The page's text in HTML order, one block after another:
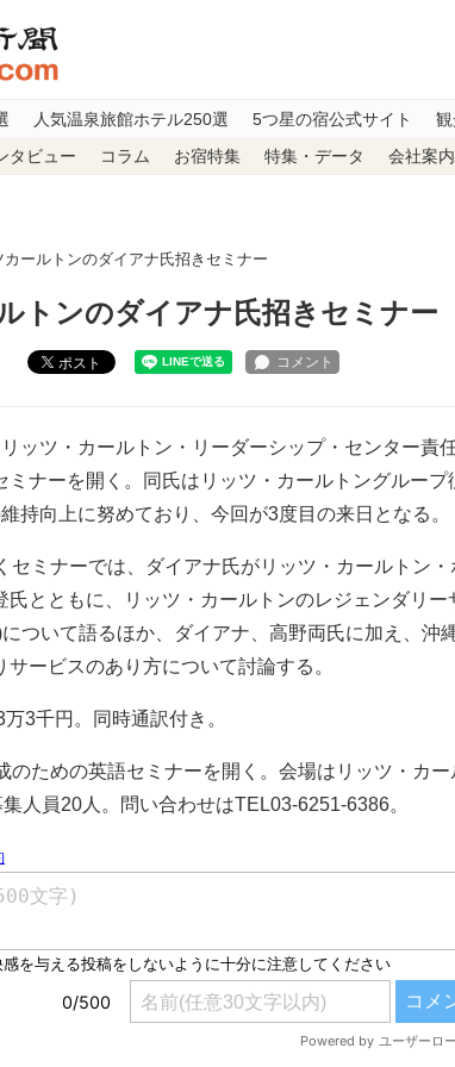
人気温泉旅館ホテル250選 5つ星の宿公式サイト
タビュー コラム お宿特集 特集・データ 会社案内
カールトンのダイアナ氏招きセミナー
トンのダイアナ氏招きセミナー
ポスト
ッツ・カールトン・リーダーシップ・センター責
ミナーを開く。同氏はリッツ・カールトングループ
持向上に努めており、今回が3度目の来日となる。
ミナーでは、ダイアナ氏がリッツ・カールトン・
氏とともに、リッツ・カールトンのレジェンダリー
ついて語るほか、ダイアナ、高野両氏に加え、沖
ービスのあり方について討論する。
3千円。同時通訳付き。
ための英語セミナーを開く。会場はリッツ・カー
人員20人。問い合わせはTEL03-6251-6386。